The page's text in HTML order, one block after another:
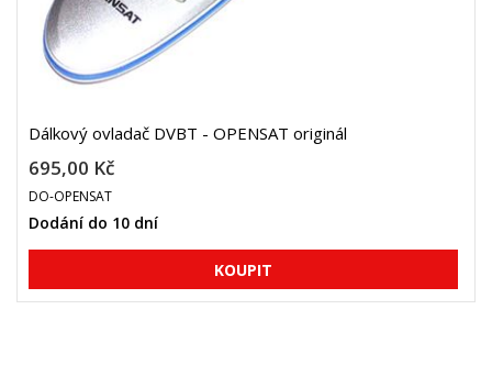
Dálkový ovladač DVBT - OPENSAT originál
695,00 Kč
DO-OPENSAT
Dodání do 10 dní